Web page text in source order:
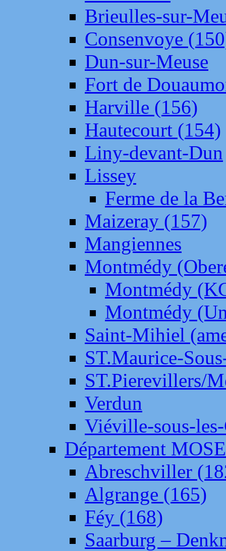
Brieulles-sur-
Consenvoye
Dun-sur-Meuse
Fort de
Harville (156)
Hautecourt (154)
Liny-devant-Dun
Lissey
Ferme de la
Maizeray (157)
Mangiennes
Montmédy
Montmédy
Montmédy
Saint-Mihiel
ST.Maurice-
ST.Pierevillers/
Verdun
Viéville-sous-
Département
Abreschviller
Algrange (165)
Féy (168)
Saarburg –